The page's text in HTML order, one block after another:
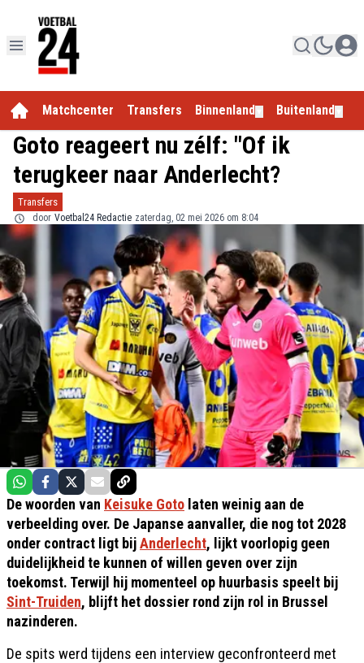
Matchcenter Transfers Binnenland Buitenland
Goto reageert nu zélf: "Of ik
terugkeer naar Anderlecht?
Transfers
door Voetbal24 Redactie zaterdag, 02 mei 2026 om 8:04
De woorden van Keisuke Goto laten weinig aan de
verbeelding over. De Japanse aanvaller, die nog tot 2028
onder contract ligt bijAnderlecht, lijkt voorlopig geen
duidelijkheid te kunnen of willen geven over zijn
toekomst. Terwijl hij momenteel op huurbasis speelt bij
Sint-Truiden, blijft het dossier rond zijn rol in Brussel
nazinderen.
De spits werd tijdens een interview geconfronteerd met